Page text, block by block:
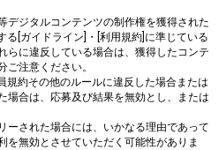
デジタルコンテンツの制作権を獲得された
る[ガイドライン]・[利用規約]に準じている
らに違反している場合は、獲得したコンテ
ご注意ください。
規約その他のルールに違反した場合または
場合は、応募及び結果を無効とし、または
ーされた場合には、いかなる理由であって
を無効とさせていただく可能性がありま